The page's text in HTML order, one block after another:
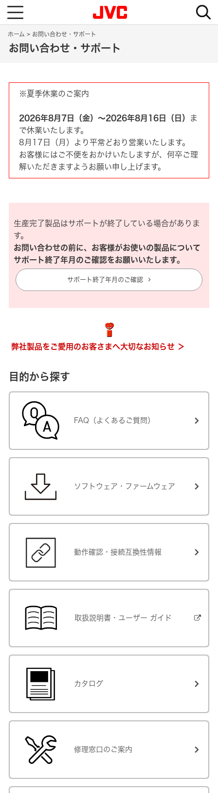
T
l
e
n
a
ホーム お問い合わせ・サポート
お問い合わせ・サポート
※夏季休業のご案内
2026年8月7日（金）～2026年8月16日（日）
ま
で休業いたします。
8月17日（月）より平常どおり営業いたします。
お客様にはご不便をおかけいたしますが、何卒ご理
解いただきますようお願い申し上げます。
生産完了製品はサポートが終了している場合がありま
す。
お問い合わせの前に、お客様がお使いの製品について
サポート終了年月のご確認をお願いいたします。
サポート終了年月のご確認
弊社製品をご愛用のお客さまへ大切なお知らせ ＞
目的から探す
FAQ（よくあるご質問）
ソフトウェア・ファームウェア
動作確認・接続互換性情報
取扱説明書・ユーザー ガイド
カタログ
修理窓口のご案内